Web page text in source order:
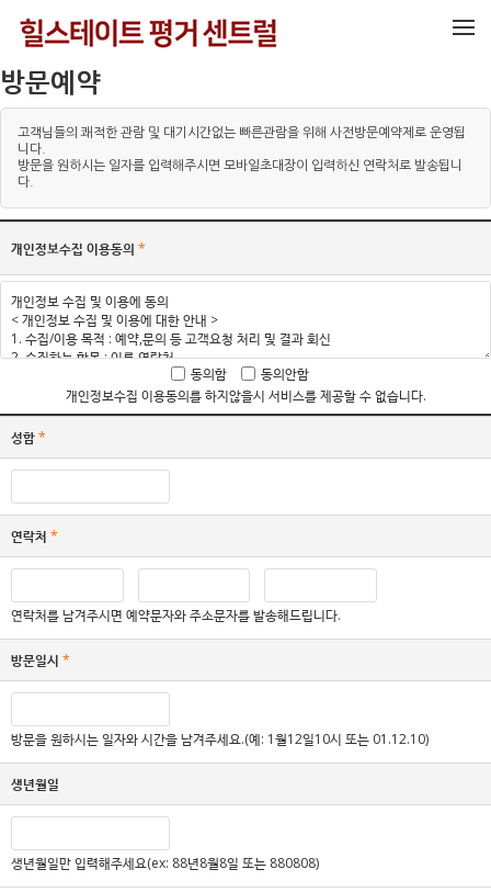
메뉴 건너뛰기
방문예약
고객님들의 쾌적한 관람 및 대기시간없는 빠른관람을 위해 사전방문예약제로 운영됩
니다.
방문을 원하시는 일자를 입력해주시면 모바일초대장이 입력하신 연락처로 발송됩니
다.
개인정보수집 이용동의 *
동의함
동의안함
개인정보수집 이용동의를 하지않을시 서비스를 제공할 수 없습니다.
성함*
연락처 *
연락처를 남겨주시면 예약문자와 주소문자를 발송해드립니다.
방문일시 *
방문을 원하시는 일자와 시간을 남겨주세요.(예: 1월12일10시 또는 01.12.10)
생년월일
생년월일만 입력해주세요(ex: 88년8월8일 또는 880808)